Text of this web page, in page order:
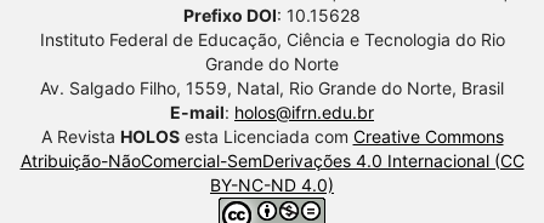
Prefixo DOI: 10.15628
Instituto Federal de Educação, Ciência e Tecnologia do Rio
Grande do Norte
Av. Salgado Filho, 1559, Natal, Rio Grande do Norte, Brasil
E-mail: holos@ifrn.edu.br
A Revista HOLOSesta Licenciada com Creative Commons
Atribuição-NãoComercial-SemDerivações 4.0 Internacional (CC
BY-NC-ND 4.0)